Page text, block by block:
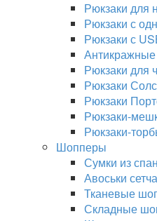
Рюкзаки для
Рюкзаки с
Рюкзаки с
Антикражные
Рюкзаки для
Рюкзаки
Рюкзаки
Рюкзаки-
Рюкзаки-
Шопперы
Сумки из
Авоськи
Тканевые
Складные